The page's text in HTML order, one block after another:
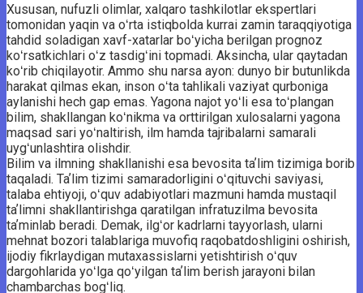
Xususan, nufuzli olimlar, xalqaro tashkilotlar ekspertlari
tomonidan yaqin va oʻrta istiqbolda kurrai zamin taraqqiyotiga
tahdid soladigan xavf-xatarlar boʻyicha berilgan prognoz
koʻrsatkichlari oʻz tasdigʻini topmadi. Aksincha, ular qaytadan
koʻrib chiqilayotir. Ammo shu narsa ayon: dunyo bir butunlikda
harakat qilmas ekan, inson oʻta tahlikali vaziyat qurboniga
aylanishi hech gap emas. Yagona najot yoʻli esa toʻplangan
bilim, shakllangan koʻnikma va orttirilgan xulosalarni yagona
maqsad sari yoʻnaltirish, ilm hamda tajribalarni samarali
uygʻunlashtira olishdir.
Bilim va ilmning shakllanishi esa bevosita taʼlim tizimiga borib
taqaladi. Taʼlim tizimi samaradorligini oʻqituvchi saviyasi,
talaba ehtiyoji, oʻquv adabiyotlari mazmuni hamda mustaqil
taʼlimni shakllantirishga qaratilgan infratuzilma bevosita
taʼminlab beradi. Demak, ilgʻor kadrlarni tayyorlash, ularni
mehnat bozori talablariga muvofiq raqobatdoshligini oshirish,
ijodiy fikrlaydigan mutaxassislarni yetishtirish oʻquv
dargohlarida yoʻlga qoʻyilgan taʼlim berish jarayoni bilan
chambarchas bogʻliq.